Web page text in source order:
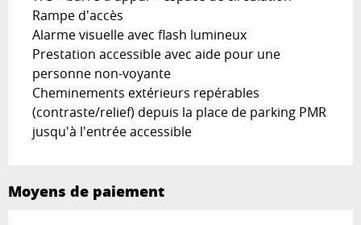
Rampe d'accès
Alarme visuelle avec flash lumineux
Prestation accessible avec aide pour une
personne non-voyante
Cheminements extérieurs repérables
(contraste/relief) depuis la place de parking PMR
jusqu'à l'entrée accessible
Moyens de paiement